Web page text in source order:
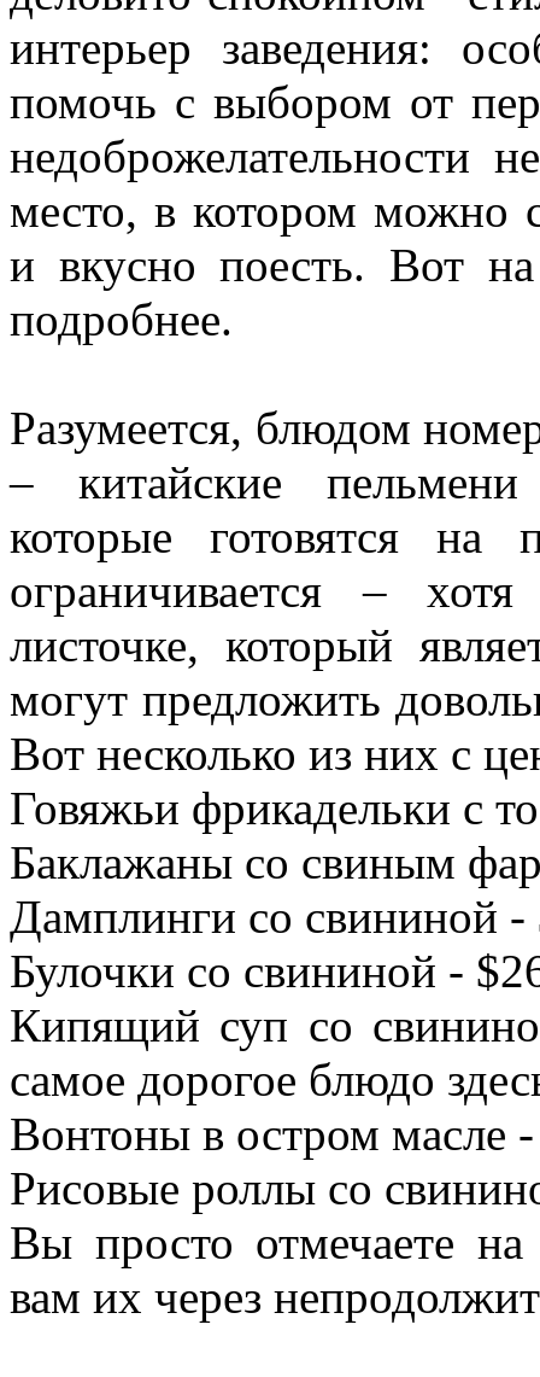
интерьер заведения:
помочь с выбором от
недоброжелательности
место, в котором можно
и вкусно поесть. Вот
подробнее.
Разумеется, блюдом
– китайские
которые готовятся
ограничивается –
листочке, который
могут предложить
Вот несколько из них с
Говяжьи фрикадельки с
Баклажаны со свиным
Дамплинги со свининой -
Булочки со свининой -
Кипящий суп со
самое дорогое блюдо
Вонтоны в остром масле
Рисовые роллы со
Вы просто отмечаете на
вам их через